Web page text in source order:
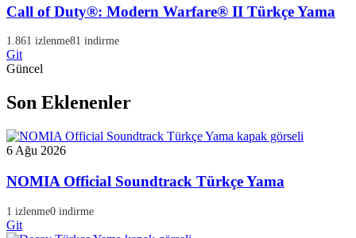
Call of Duty®: Modern Warfare® II Türkçe Yama
1.861 izlenme81 indirme
Git
Güncel
Son Eklenenler
6 Ağu 2026
NOMIA Official Soundtrack Türkçe Yama
1 izlenme0 indirme
Git